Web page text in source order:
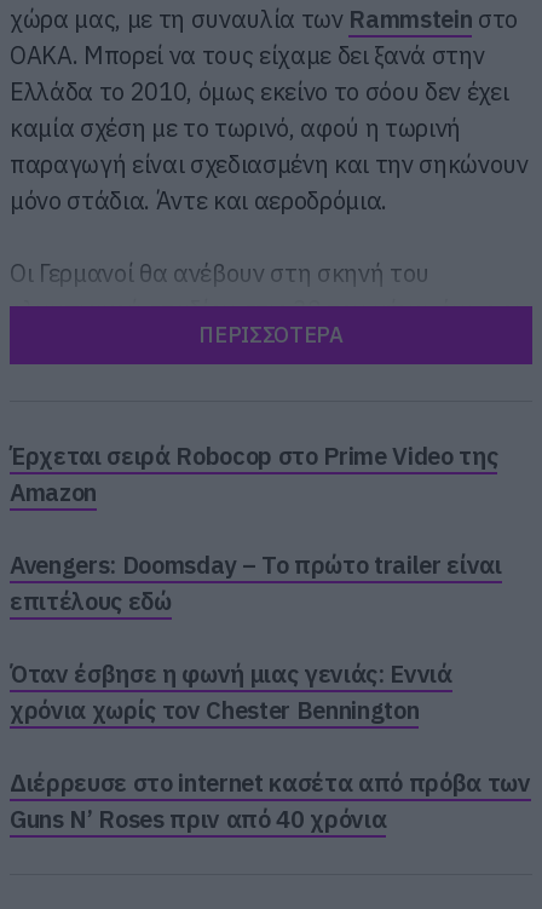
χώρα μας, με τη συναυλία των Rammstein στο
OAKA. Μπορεί να τους είχαμε δει ξανά στην
Ελλάδα το 2010, όμως εκείνο το σόου δεν έχει
καμία σχέση με το τωρινό, αφού η τωρινή
παραγωγή είναι σχεδιασμένη και την σηκώνουν
μόνο στάδια. Άντε και αεροδρόμια.
Οι Γερμανοί θα ανέβουν στη σκηνή του
ολυμπιακού σταδίου στις 30 του μήνα, όμως οι
προετοιμασίες ξεκινούν πολύ νωρίτερα για να
ΠΕΡΙΣΣΟΤΕΡΑ
Έρχεται σειρά Robocop στο Prime Video της
Amazon
Avengers: Doomsday – Το πρώτο trailer είναι
επιτέλους εδώ
Όταν έσβησε η φωνή μιας γενιάς: Εννιά
χρόνια χωρίς τον Chester Bennington
Διέρρευσε στο internet κασέτα από πρόβα των
Guns N’ Roses πριν από 40 χρόνια